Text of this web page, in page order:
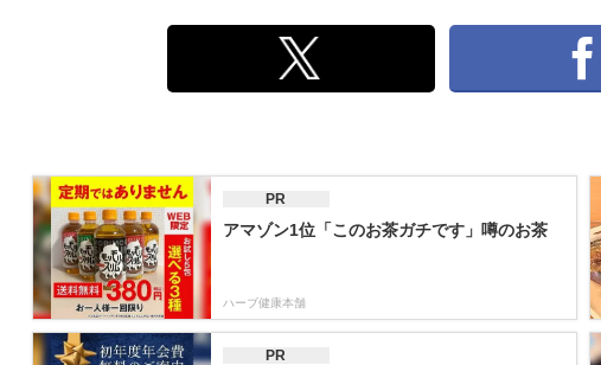
PR
アマゾン1位「このお茶ガチです」噂のお茶
ハーブ健康本舗
PR